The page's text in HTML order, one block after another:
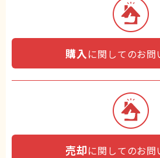
購入 に関してのお問
売却に関してのお問